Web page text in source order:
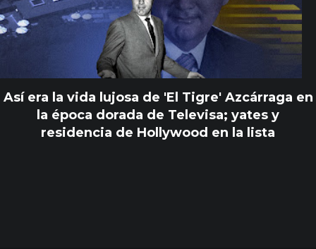
Así era la vida lujosa de 'El Tigre' Azcárraga en
la época dorada de Televisa; yates y
residencia de Hollywood en la lista